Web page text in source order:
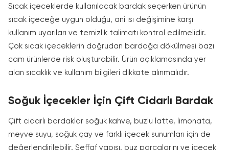
Sıcak içeceklerde kullanılacak bardak seçerken ürünün
sıcak içeceğe uygun olduğu, ani ısı değişimine karşı
kullanım uyarıları ve temizlik talimatı kontrol edilmelidir.
Çok sıcak içeceklerin doğrudan bardağa dökülmesi bazı
cam ürünlerde risk oluşturabilir. Ürün açıklamasında yer
alan sıcaklık ve kullanım bilgileri dikkate alınmalıdır.
Soğuk İçecekler İçin Çift Cidarlı Bardak
Çift cidarlı bardaklar soğuk kahve, buzlu latte, limonata,
meyve suyu, soğuk çay ve farklı içecek sunumları için de
değerlendirilebilir. Şeffaf yapısı, buz parçalarını ve içecek